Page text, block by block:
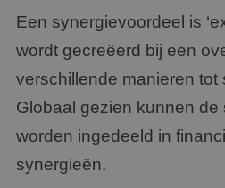
Een synergievoordeel is
wordt gecreëerd bij een
verschillende manieren tot
Globaal gezien kunnen
worden ingedeeld in
synergieën.